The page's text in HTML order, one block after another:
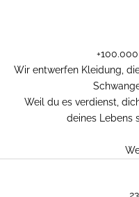
Wir entwerfen Kleidung,
Weil du es verdienst,
deines Lebens